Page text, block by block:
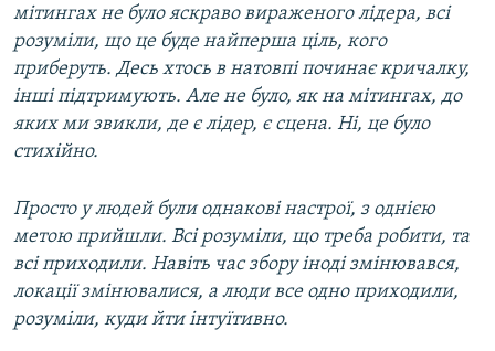
мітингах не було яскраво вираженого лідера, всі
розуміли, що це буде найперша ціль, кого
приберуть. Десь хтось в натовпі починає кричалку,
інші підтримують. Але не було, як на мітингах, до
яких ми звикли, де є лідер, є сцена. Ні, це було
стихійно.
Просто у людей були однакові настрої, з однією
метою прийшли. Всі розуміли, що треба робити, та
всі приходили. Навіть час збору іноді змінювався,
локації змінювалися, а люди все одно приходили,
розуміли, куди йти інтуїтивно.